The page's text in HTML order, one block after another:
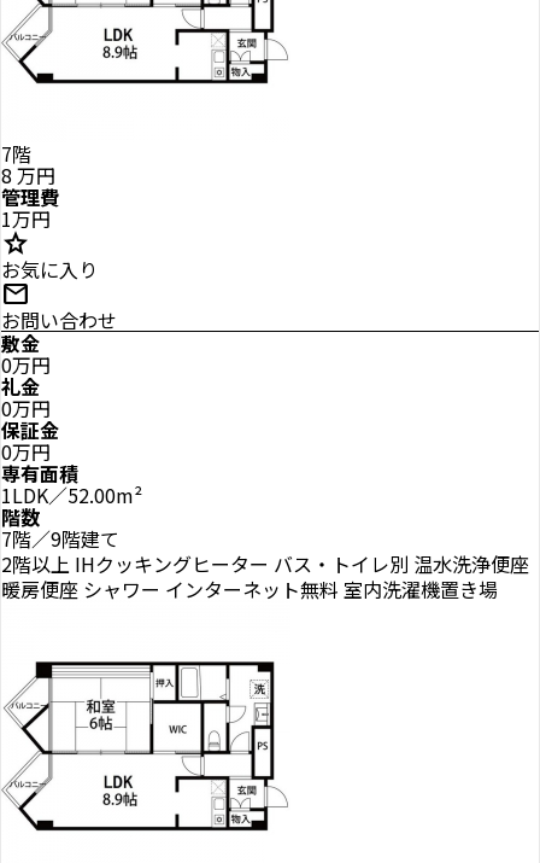
7階
8 万円
管理費
1万円
star
お気に入り
mail
お問い合わせ
敷金
0万円
礼金
0万円
保証金
0万円
専有面積
1LDK／52.00m²
階数
7階／9階建て
2階以上 IHクッキングヒーター バス・トイレ別 温水洗浄便座
暖房便座 シャワー インターネット無料 室内洗濯機置き場